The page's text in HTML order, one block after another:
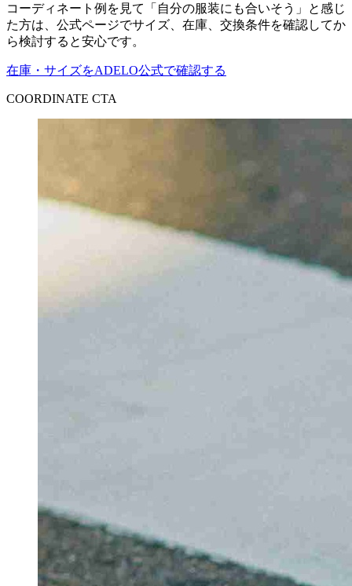
コーディネート例を見て「自分の服装にも合いそう」と感じ
た方は、公式ページでサイズ、在庫、交換条件を確認してか
ら検討すると安心です。
在庫・サイズをADELO公式で確認する
COORDINATE CTA